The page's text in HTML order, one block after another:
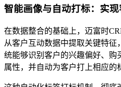
智能画像与自动打标：实
在数据整合的基础上，迈富时
从客户互动数据中提取关键特
统能够识别客户的兴趣偏好、购
属性，并自动为客户打上相应的